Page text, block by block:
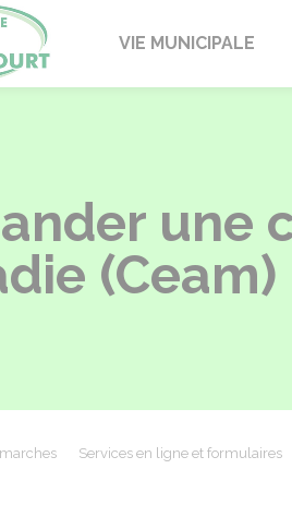
PaucourtVIE MUNICIPALE
une
(Ceam)
Services en ligne et formulaires